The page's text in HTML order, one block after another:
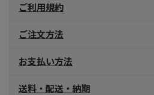
ご利用規約
ご注文方法
お支払い方法
送料・配送・納期